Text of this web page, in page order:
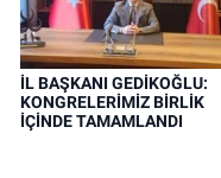
İL BAŞKANI GEDİKOĞLU:
KONGRELERİMİZ BİRLİK
İÇİNDE TAMAMLANDI